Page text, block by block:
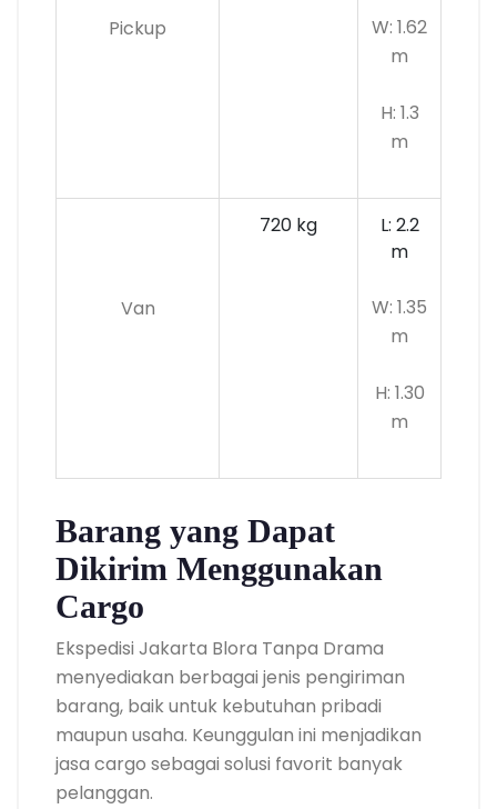
Pickup
W: 1.62
m
H: 1.3
m
Van
720 kg
L: 2.2
m
W: 1.35
m
H: 1.30
m
Barang yang Dapat
Dikirim Menggunakan
Cargo
Ekspedisi Jakarta Blora Tanpa Drama
menyediakan berbagai jenis pengiriman
barang, baik untuk kebutuhan pribadi
maupun usaha. Keunggulan ini menjadikan
jasa cargo sebagai solusi favorit banyak
pelanggan.